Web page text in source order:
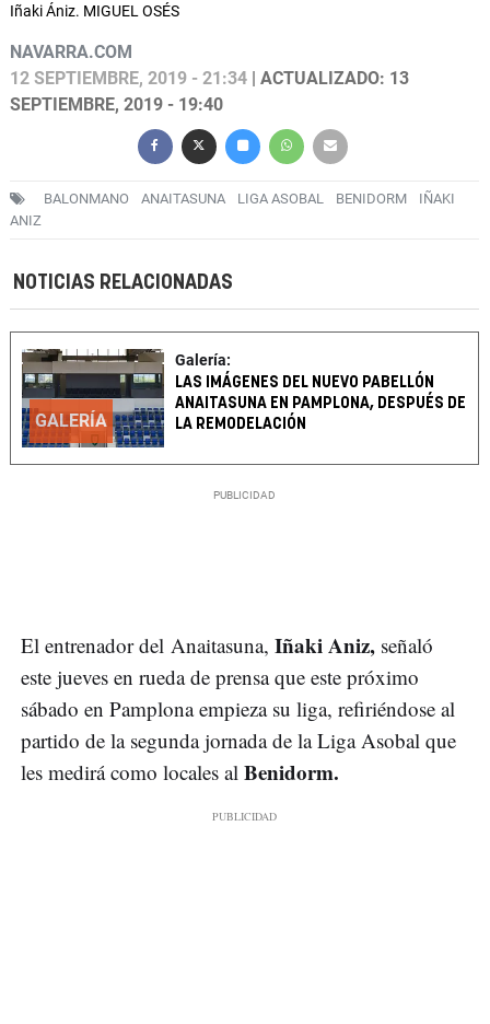
Iñaki Ániz. MIGUEL OSÉS
NAVARRA.COM
12 SEPTIEMBRE, 2019 - 21:34 | ACTUALIZADO: 13
SEPTIEMBRE, 2019 - 19:40
BALONMANO ANAITASUNA LIGA ASOBAL BENIDORM
IÑAKI
ANIZ
NOTICIAS RELACIONADAS
GALERÍA
Galería:
LAS IMÁGENES DEL NUEVO PABELLÓN
ANAITASUNA EN PAMPLONA, DESPUÉS DE
LA REMODELACIÓN
El entrenador del Anaitasuna, Iñaki Aniz, señaló
este jueves en rueda de prensa que este próximo
sábado en Pamplona empieza su liga, refiriéndose al
partido de la segunda jornada de la Liga Asobal que
les medirá como locales al Benidorm.